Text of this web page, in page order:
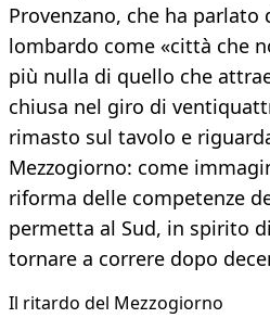
Provenzano, che ha parlato
lombardo come «città che
più nulla di quello che
chiusa nel giro di
rimasto sul tavolo e
Mezzogiorno: come
riforma delle competenze
permetta al Sud, in spirito
tornare a correre dopo
Il ritardo del Mezzogiorno